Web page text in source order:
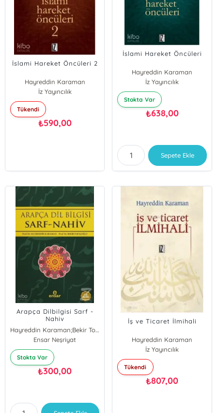
İslami Hareket Öncüleri 2
Hayreddin Karaman
İz Yayıncılık
Tükendi
₺590,00
İslami Hareket Öncüleri
Hayreddin Karaman
İz Yayıncılık
Stokta Var
₺638,00
Sepete Ekle
Arapça Dilbilgisi Sarf -
Nahiv
Hayreddin Karaman;Bekir Topaloğlu
Bekir Topaloğlu
Hayreddin Karaman
Ensar Neşriyat
Stokta Var
₺300,00
İş ve Ticaret İlmihali
Hayreddin Karaman
İz Yayıncılık
Tükendi
₺807,00